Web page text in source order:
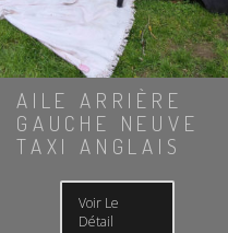
AILE ARRIÈRE
GAUCHE NEUVE
TAXI ANGLAIS
Voir Le
Détail